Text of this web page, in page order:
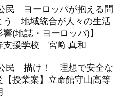
民 ヨーロッパが抱える問
う 地域統合が人々の生活
(地誌・ヨーロッパ)】
支援学校 宮﨑 真和
民 描け！ 理想で安全な
授業案】立命館守山高等